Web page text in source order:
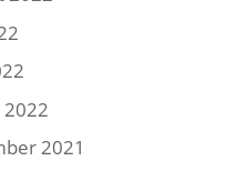
2022
2021